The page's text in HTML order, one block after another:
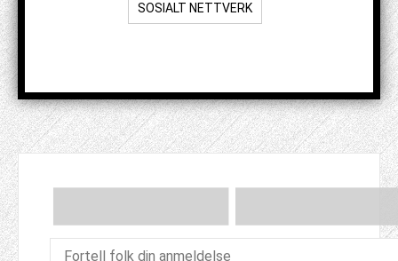
SOSIALT NETTVERK